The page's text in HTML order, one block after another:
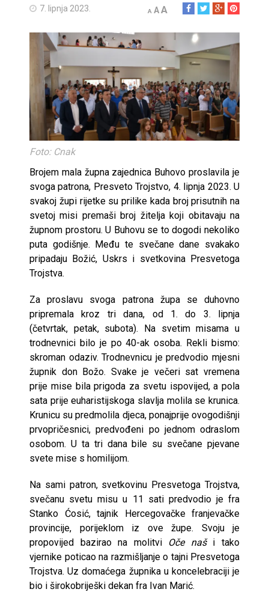
7. lipnja 2023. A AA
Foto: Cnak
Brojem mala župna zajednica Buhovo proslavila je
svoga patrona, Presveto Trojstvo, 4. lipnja 2023. U
svakoj župi rijetke su prilike kada broj prisutnih na
svetoj misi premaši broj žitelja koji obitavaju na
župnom prostoru. U Buhovu se to dogodi nekoliko
puta godišnje. Među te svečane dane svakako
pripadaju Božić, Uskrs i svetkovina Presvetoga
Trojstva.
Za proslavu svoga patrona župa se duhovno
pripremala kroz tri dana, od 1. do 3. lipnja
(četvrtak, petak, subota). Na svetim misama u
trodnevnici bilo je po 40-ak osoba. Rekli bismo:
skroman odaziv. Trodnevnicu je predvodio mjesni
župnik don Božo. Svake je večeri sat vremena
prije mise bila prigoda za svetu ispovijed, a pola
sata prije euharistijskoga slavlja molila se krunica.
Krunicu su predmolila djeca, ponajprije ovogodišnji
prvopričesnici, predvođeni po jednom odraslom
osobom. U ta tri dana bile su svečane pjevane
svete mise s homilijom.
Na sami patron, svetkovinu Presvetoga Trojstva,
svečanu svetu misu u 11 sati predvodio je fra
Stanko Ćosić, tajnik Hercegovačke franjevačke
provincije, porijeklom iz ove župe. Svoju je
propovijed bazirao na molitvi Oče naši tako
vjernike poticao na razmišljanje o tajni Presvetoga
Trojstva. Uz domaćega župnika u koncelebraciji je
bio i širokobriješki dekan fra Ivan Marić.